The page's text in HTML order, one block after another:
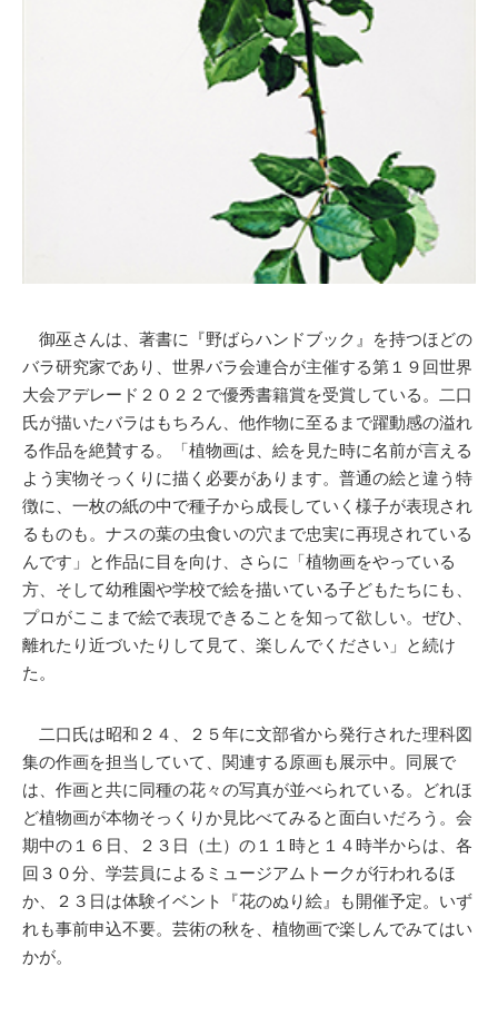
御巫さんは、著書に『野ばらハンドブック』を持つほどの
バラ研究家であり、世界バラ会連合が主催する第１９回世界
大会アデレード２０２２で優秀書籍賞を受賞している。二口
氏が描いたバラはもちろん、他作物に至るまで躍動感の溢れ
る作品を絶賛する。「植物画は、絵を見た時に名前が言える
よう実物そっくりに描く必要があります。普通の絵と違う特
徴に、一枚の紙の中で種子から成長していく様子が表現され
るものも。ナスの葉の虫食いの穴まで忠実に再現されている
んです」と作品に目を向け、さらに「植物画をやっている
方、そして幼稚園や学校で絵を描いている子どもたちにも、
プロがここまで絵で表現できることを知って欲しい。ぜひ、
離れたり近づいたりして見て、楽しんでください」と続け
た。
二口氏は昭和２４、２５年に文部省から発行された理科図
集の作画を担当していて、関連する原画も展示中。同展で
は、作画と共に同種の花々の写真が並べられている。どれほ
ど植物画が本物そっくりか見比べてみると面白いだろう。会
期中の１６日、２３日（土）の１１時と１４時半からは、各
回３０分、学芸員によるミュージアムトークが行われるほ
か、２３日は体験イベント『花のぬり絵』も開催予定。いず
れも事前申込不要。芸術の秋を、植物画で楽しんでみてはい
かが。